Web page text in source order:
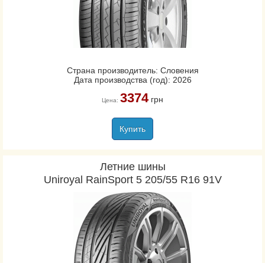
Страна производитель: Словения
Дата производства (год): 2026
Цена: 3374грн
Купить
Летние шины
Uniroyal RainSport 5 205/55 R16 91V